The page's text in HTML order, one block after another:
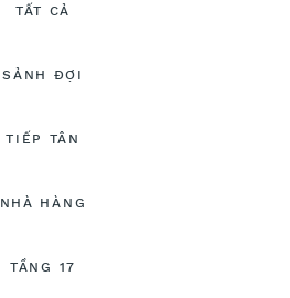
TẤT CẢ
SẢNH ĐỢI
TIẾP TÂN
NHÀ HÀNG
TẦNG 17